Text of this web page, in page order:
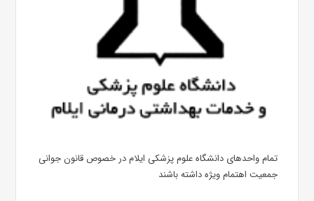
تمام واحدهای دانشگاه علوم پزشکی ایلام در خصوص قانون جوانی
جمعیت اهتمام ویژه داشته باشند